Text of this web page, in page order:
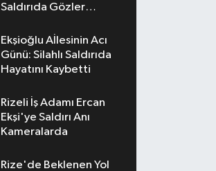
Saldırıda Gözler
Ekşioğlu Aİlesinin Acı
Günü: Silahlı Saldırıda
Hayatını Kaybetti
Rizeli İş Adamı Ercan
Ekşi'ye Saldırı Anı
Kameralarda
Rize'de Beklenen Yol